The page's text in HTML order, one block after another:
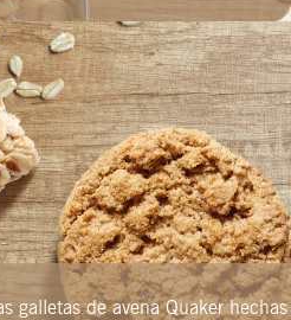
galletas de avena Quaker hechas